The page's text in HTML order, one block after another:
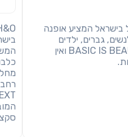
בישראל המציע אופנה
גברים, ילדים
ותינוקות. המאמינים ש:BASIC IS BEAUTIFUL ואין